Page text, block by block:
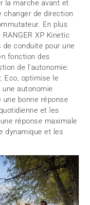
la marche avant et
changer de direction
En plus
XP Kinetic
conduite pour une
fonction des
de l’autonomie:
Eco, optimise le
autonomie
bonne réponse
et les
réponse maximale
dynamique et les